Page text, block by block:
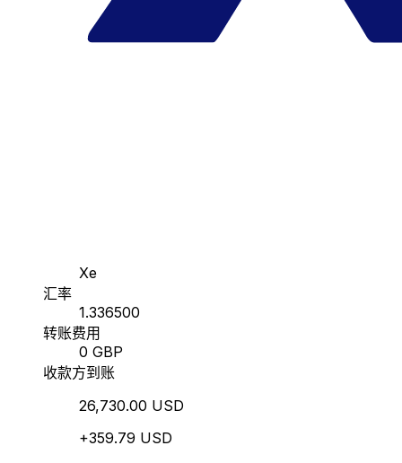
Xe
汇率
1.336500
转账费用
0 GBP
收款方到账
26,730.00 USD
+359.79 USD